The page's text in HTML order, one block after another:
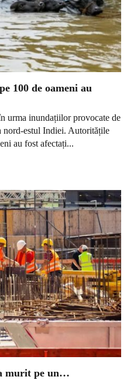
100 de oameni au
urma inundațiilor provocate de
nord-estul Indiei. Autoritățile
au fost afectați...
murit pe un…